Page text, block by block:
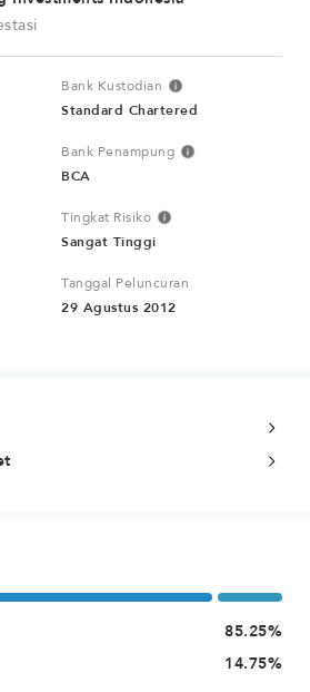
Bank Kustodian
Standard Chartered
Bank Penampung
BCA
Tingkat Risiko
Sangat Tinggi
Tanggal Peluncuran
29 Agustus 2012
85.25%
14.75%